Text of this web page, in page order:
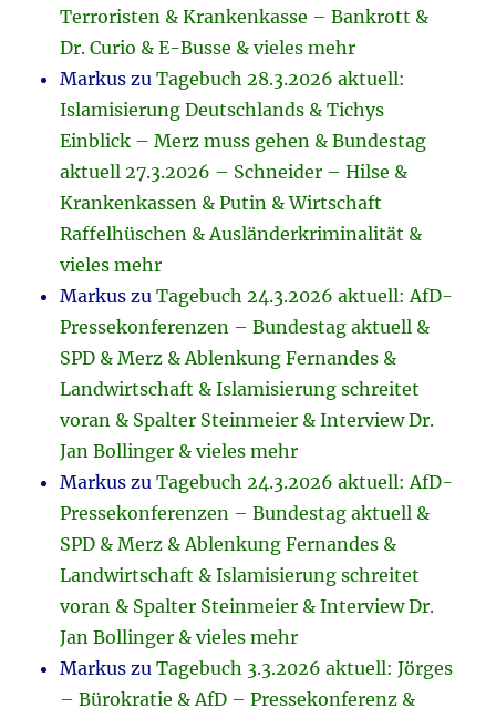
Terroristen & Krankenkasse – Bankrott &
Dr. Curio & E-Busse & vieles mehr
Markus zuTagebuch 28.3.2026 aktuell:
Islamisierung Deutschlands & Tichys
Einblick – Merz muss gehen & Bundestag
aktuell 27.3.2026 – Schneider – Hilse &
Krankenkassen & Putin & Wirtschaft
Raffelhüschen & Ausländerkriminalität &
vieles mehr
Markus zuTagebuch 24.3.2026 aktuell: AfD-
Pressekonferenzen – Bundestag aktuell &
SPD & Merz & Ablenkung Fernandes &
Landwirtschaft & Islamisierung schreitet
voran & Spalter Steinmeier & Interview Dr.
Jan Bollinger & vieles mehr
Markus zuTagebuch 24.3.2026 aktuell: AfD-
Pressekonferenzen – Bundestag aktuell &
SPD & Merz & Ablenkung Fernandes &
Landwirtschaft & Islamisierung schreitet
voran & Spalter Steinmeier & Interview Dr.
Jan Bollinger & vieles mehr
Markus zuTagebuch 3.3.2026 aktuell: Jörges
– Bürokratie & AfD – Pressekonferenz &